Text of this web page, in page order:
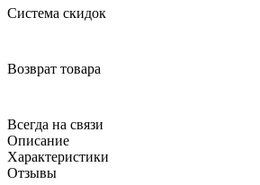
Система скидок
Возврат товара
Всегда на связи
Описание
Характеристики
Отзывы